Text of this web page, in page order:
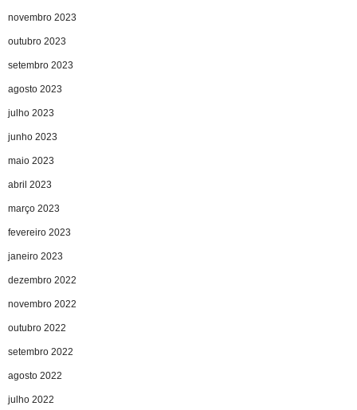
novembro 2023
outubro 2023
setembro 2023
agosto 2023
julho 2023
junho 2023
maio 2023
abril 2023
março 2023
fevereiro 2023
janeiro 2023
dezembro 2022
novembro 2022
outubro 2022
setembro 2022
agosto 2022
julho 2022